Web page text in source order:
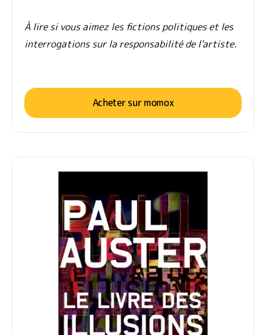
À lire si vous aimez les fictions politiques et les
interrogations sur la responsabilité de l'artiste.
Acheter sur momox